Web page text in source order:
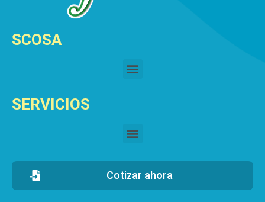
SCOSA
SERVICIOS
Cotizar ahora